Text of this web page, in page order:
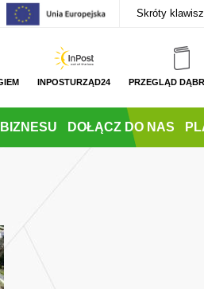
Skróty
INPOSTURZĄD24 PRZEGLĄD
DOŁĄCZ DO NAS